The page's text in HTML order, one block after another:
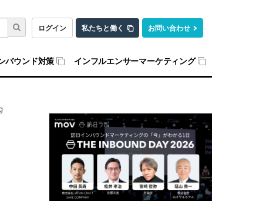
ログイン 私たちと働く お問い合わせ
バウンド対策 インフルエンサーマーケティング